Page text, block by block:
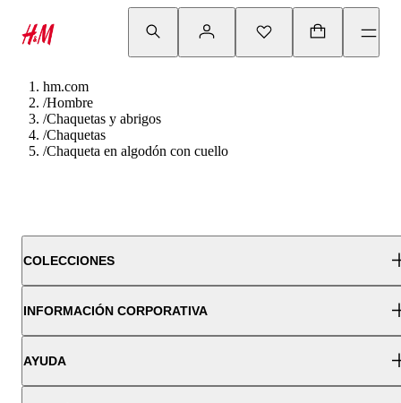
hm.com
/Hombre
/Chaquetas y abrigos
/Chaquetas
/Chaqueta en algodón con cuello
COLECCIONES
INFORMACIÓN CORPORATIVA
AYUDA